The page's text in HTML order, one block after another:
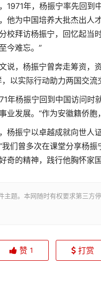
年，杨振宁率先回到
他为中国培养大批杰出人
校拜访杨振宁，回忆起当
今难忘。”
，杨振宁曾奔走筹资，
以实际行动助力两国交流
杨振宁回到中国访问时
业发展。“作为安徽籍侨
振宁以卓越成就向世人
们曾多次在课堂分享杨
奇的精神，践行他胸怀家
题。本网随时有权要求第三方停
赞 1 打赏